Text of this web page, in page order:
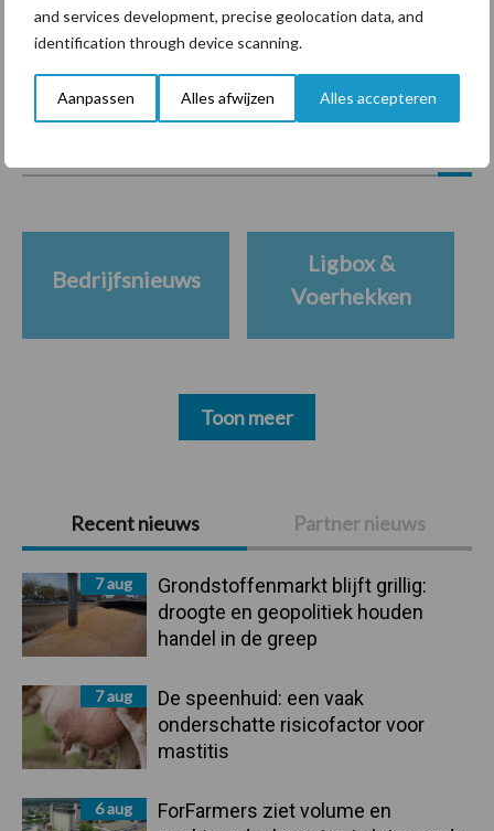
and services development, precise geolocation data, and
identification through device scanning.
Aanpassen Alles afwijzen Alles accepteren
Primaire
Sidebar
Recent nieuws Partner nieuws
7 aug
Grondstoffenmarkt blijft grillig:
droogte en geopolitiek houden
handel in de greep
7 aug
De speenhuid: een vaak
onderschatte risicofactor voor
mastitis
6 aug
ForFarmers ziet volume en
Themapagina's
Bedrijfsnieuws
Ligbox &
Voerhekken
Toon meer